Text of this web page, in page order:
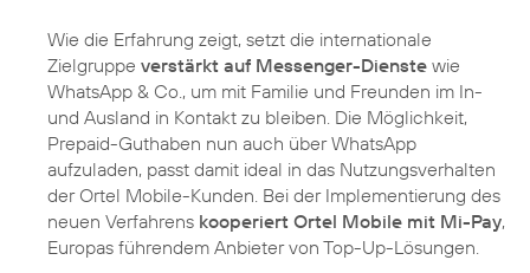
Wie die Erfahrung zeigt, setzt die internationale
Zielgruppe verstärkt auf Messenger-Dienste wie
WhatsApp & Co., um mit Familie und Freunden im In-
und Ausland in Kontakt zu bleiben. Die Möglichkeit,
Prepaid-Guthaben nun auch über WhatsApp
aufzuladen, passt damit ideal in das Nutzungsverhalten
der Ortel Mobile-Kunden. Bei der Implementierung des
neuen Verfahrens kooperiert Ortel Mobile mit Mi-Pay,
Europas führendem Anbieter von Top-Up-Lösungen.